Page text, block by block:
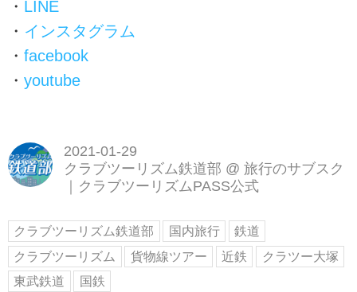
・ LINE
・ インスタグラム
・ facebook
・ youtube
2021-01-29
クラブツーリズム鉄道部 @ 旅行のサブスク
｜クラブツーリズムPASS公式
クラブツーリズム鉄道部 国内旅行
鉄道
クラブツーリズム
貨物線ツアー 近鉄
クラツー大塚
東武鉄道
国鉄